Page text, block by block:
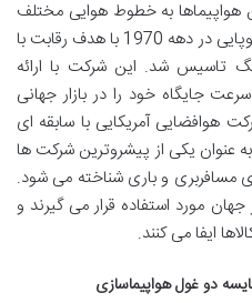
هواپیماها به خطوط هوایی مختلف
بوده اند. ایرباس شرکت هوافضایی اروپایی در دهه 1970 با هدف رقابت با
تاسیس شد. این شرکت با ارائه
جایگاه خود را در بازار جهانی
هوافضایی آمریکایی با سابقه ای
عنوان یکی از پیشروترین شرکت ها
مسافربری و باری شناخته می شود.
مورد استفاده قرار می گیرند و
ایفا می کنند.
دو غول هواپیماسازی